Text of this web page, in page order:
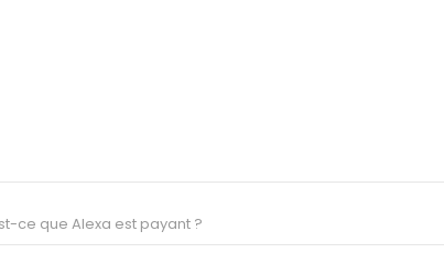
ce que Alexa est payant ?